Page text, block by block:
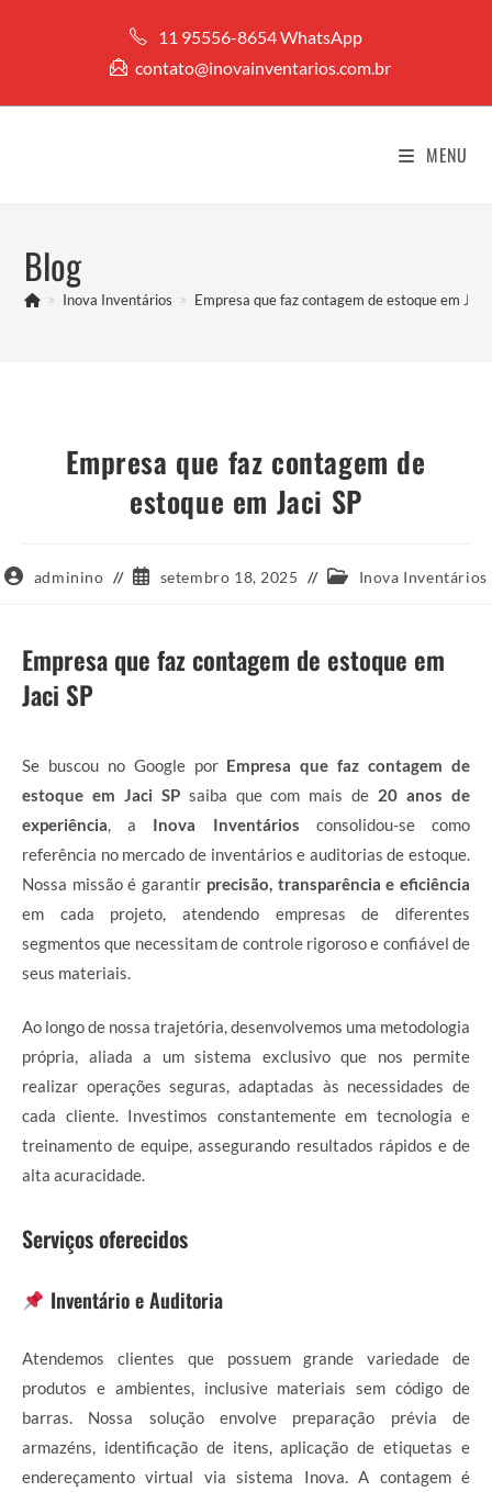
11 95556-8654 WhatsApp
contato@inovainventarios.com.br
MENU
Blog
> Inova Inventários > Empresa que faz contagem de estoque em Jaci
Empresa que faz contagem de
estoque em Jaci SP
Autoradminino
Postsetembro 18, 2025
Categoria
Inova Inventários
Empresa que faz contagem de estoque em
Jaci SP
Se buscou no Google por Empresa que faz contagem de
estoque em Jaci SPsaiba que com mais de 20 anos de
experiência , a Inova Inventários consolidou-se como
referência no mercado de inventários e auditorias de estoque.
Nossa missão é garantir precisão, transparência e eficiência
em cada projeto, atendendo empresas de diferentes
segmentos que necessitam de controle rigoroso e confiável de
seus materiais.
Ao longo de nossa trajetória, desenvolvemos uma metodologia
própria, aliada a um sistema exclusivo que nos permite
realizar operações seguras, adaptadas às necessidades de
cada cliente. Investimos constantemente em tecnologia e
treinamento de equipe, assegurando resultados rápidos e de
alta acuracidade.
Serviços oferecidos
Inventário e Auditoria
Atendemos clientes que possuem grande variedade de
produtos e ambientes, inclusive materiais sem código de
barras. Nossa solução envolve preparação prévia de
armazéns, identificação de itens, aplicação de etiquetas e
endereçamento virtual via sistema Inova. A contagem é